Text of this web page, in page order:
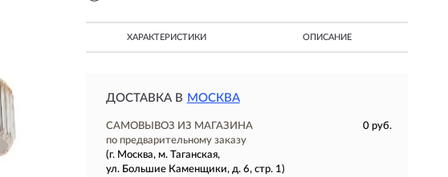
ХАРАКТЕРИСТИКИ ОПИСАНИЕ
ДОСТАВКА В МОСКВА
САМОВЫВОЗ ИЗ МАГАЗИНА
0 руб.
по предварительному заказу
(г. Москва, м. Таганская,
ул. Большие Каменщики, д. 6, стр. 1)